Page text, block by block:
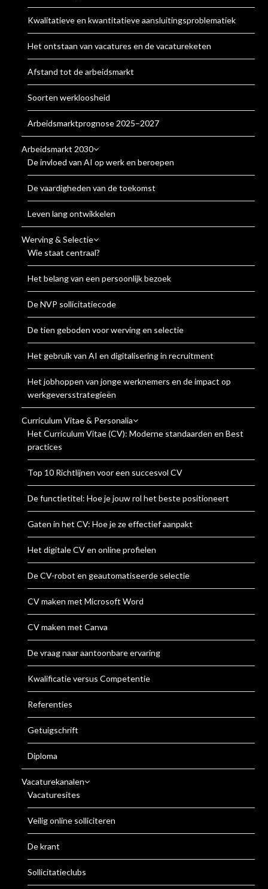
Kwalitatieve en kwantitatieve aansluitingsproblematiek
Het ontstaan van vacatures en de vacatureketen
Afstand tot de arbeidsmarkt
Soorten werkloosheid
Arbeidsmarktprognose 2025–2027
Arbeidsmarkt 2030
De invloed van AI op werk en beroepen
De vaardigheden van de toekomst
Leven lang ontwikkelen
Werving & Selectie
Wie staat centraal?
Het belang van een persoonlijk bezoek
De NVP sollicitatiecode
De tien geboden voor werving en selectie
Het gebruik van AI en digitalisering in recruitment
Het jobhoppen van jonge werknemers en de impact op
werkgeversstrategieën
Curriculum Vitae & Personalia
Het Curriculum Vitae (CV): Moderne standaarden en Best
practices
Top 10 Richtlijnen voor een succesvol CV
De functietitel: Hoe je jouw rol het beste positioneert
Gaten in het CV: Hoe je ze effectief aanpakt
Het digitale CV en online profielen
De CV-robot en geautomatiseerde selectie
CV maken met Microsoft Word
CV maken met Canva
De vraag naar aantoonbare ervaring
Kwalificatie versus Competentie
Referenties
Getuigschrift
Diploma
Vacaturekanalen
Vacaturesites
Veilig online solliciteren
De krant
Sollicitatieclubs